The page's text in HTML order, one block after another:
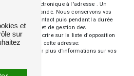
par courrier électronique à l'adresse . Un
vous être demandé. Nous conservons vos
de prise de contact puis pendant la durée
probatoires et de gestion des
de vous inscrire sur la liste d'opposition
disponible à cette adresse:
site cnil.fr pour plus d’informations sur vos
et
sur